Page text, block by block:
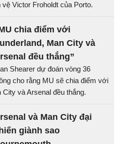
Victor Froholdt của Porto.
chia điểm với
Man City và
đều thắng”
Shearer dự đoán vòng 36
cho rằng MU sẽ chia điểm với
và Arsenal đều thắng.
và Man City đại
giành sao